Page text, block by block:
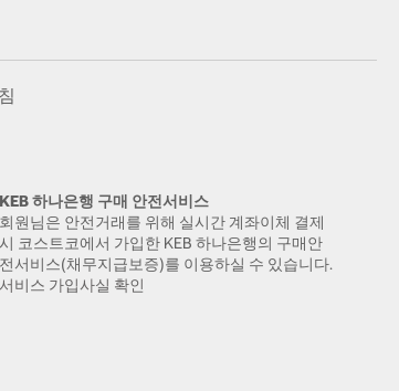
KEB 하나은행 구매 안전서비스
회원님은 안전거래를 위해 실시간 계좌이체 결제
시 코스트코에서 가입한 KEB 하나은행의 구매안
전서비스(채무지급보증)를 이용하실 수 있습니다.
서비스 가입사실 확인